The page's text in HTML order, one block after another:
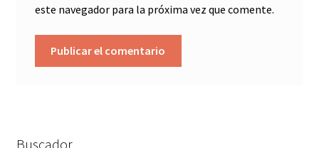
este navegador para la próxima vez que comente.
Buscador